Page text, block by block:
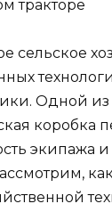
тракторе
сельское
Одной из
коробка
экипажа и